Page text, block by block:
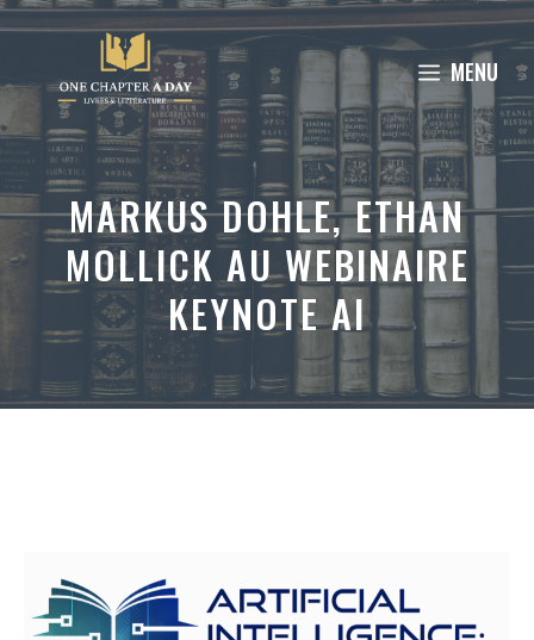
Aller
contenu
MENU
MARKUS DOHLE, ETHAN
MOLLICK AU WEBINAIRE
KEYNOTE AI